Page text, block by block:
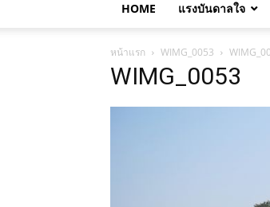
HOME แรงบันดาลใจ
หน้าแรก WIMG_0053
WIMG_0053